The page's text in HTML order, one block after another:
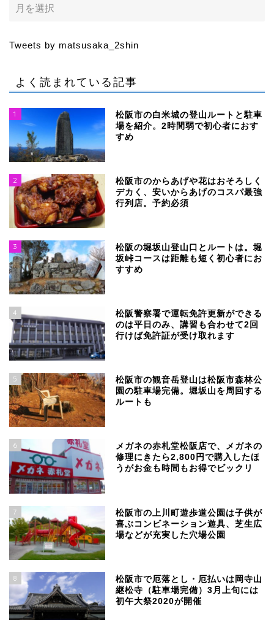
Tweets by matsusaka_2shin
よく読まれている記事
1
松阪市の白米城の登山ルートと駐車
場を紹介。2時間弱で初心者におす
すめ
2
松阪市のからあげや花はおそろしく
デカく、安いからあげのコスパ最強
行列店。予約必須
3
松阪の堀坂山登山口とルートは。堀
坂峠コースは距離も短く初心者にお
すすめ
4
松阪警察署で運転免許更新ができる
のは平日のみ、講習も合わせて2回
行けば免許証が受け取れます
5
松阪市の観音岳登山は松阪市森林公
園の駐車場完備。堀坂山を周回する
ルートも
6
メガネの赤札堂松阪店で、メガネの
修理にきたら2,800円で購入したほ
うがお金も時間もお得でビックリ
7
松阪市の上川町遊歩道公園は子供が
喜ぶコンビネーション遊具、芝生広
場などが充実した穴場公園
8
松阪市で厄落とし・厄払いは岡寺山
継松寺（駐車場完備）3月上旬には
初午大祭2020が開催